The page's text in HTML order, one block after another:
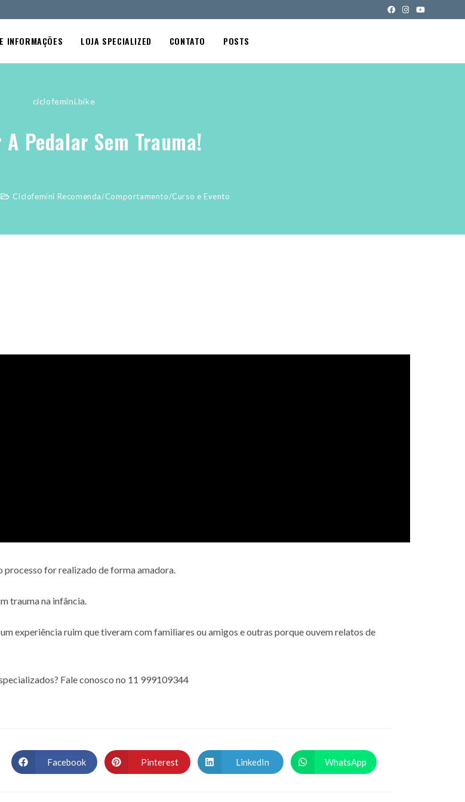
INFORMAÇÕES LOJA SPECIALIZED CONTATO POSTS
ciclofemini.bike
Pedalar Sem Trauma!
Ciclofemini Recomenda/Comportamento/Curso e Evento
processo for realizado de forma amadora.
trauma na infância.
experiência ruim que tiveram com familiares ou amigos e outras porque ouvem relatos de
Fale conosco no 11 999109344
Facebook Pinterest LinkedIn WhatsApp